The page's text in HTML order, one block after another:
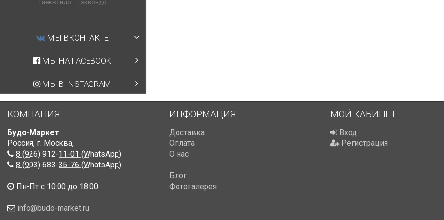
таеквондо
тэквондо
МЫ ВКОНТАКТЕ
МЫ НА FACEBOOK
МЫ В INSTAGRAM
КОМПАНИЯ
Будо-Маркет
Россия, г. Москва,
8 (926) 912-11-01 (WhatsApp)
8 (903) 683-35-76 (WhatsApp)
Пн-Пт с 10:00 до 18:00
info@budo-market.ru
ИНФОРМАЦИЯ
Доставка
Оплата
О нас
Блог
Фотогалерея
МОЙ КАБИНЕТ
Вход
Регистрация